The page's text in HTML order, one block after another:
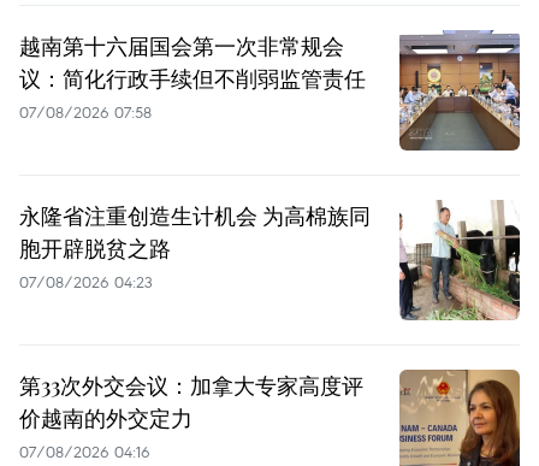
越南第十六届国会第一次非常规会
议：简化行政手续但不削弱监管责任
07/08/2026 07:58
永隆省注重创造生计机会 为高棉族同
胞开辟脱贫之路
07/08/2026 04:23
第33次外交会议：加拿大专家高度评
价越南的外交定力
07/08/2026 04:16